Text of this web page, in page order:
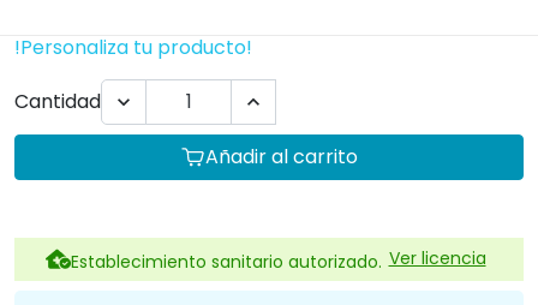
!Personaliza tu producto!
Cantidad
 
Añadir al carrito
Establecimiento sanitario autorizado. Ver licencia